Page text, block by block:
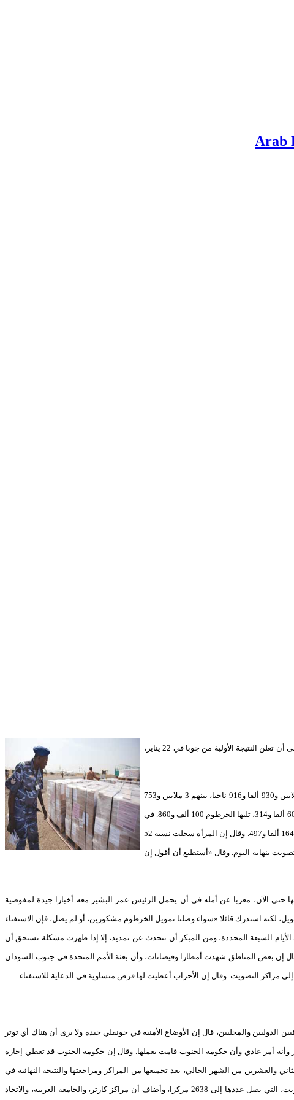
أعلنت مفوضية استفتاء جنوب السودان عن اكتمال كل الاستعدادات لإجراء الاستحقاق التاريخي في التاسع من يناير (كانون الثاني) الحالي، التي ستستغرق 7 أيام، على أن تعلن النتيجة الأولية من جوبا في 22 يناير،
وقال رئيس مفوضية الاستفتاء في جنوب السودان شان ريج في مؤتمر صحافي بمقر المفوضية بجوبا أمس إن عدد المسجلين ويحق لهم التصويت في الاستفتاء 3 ملايين و930 ألفا و916 ناخبا، بينهم 3 ملايين و753
ألفا و815 في الجنوب. وأضاف أن دول المهجر الثماني، التي تم التسجيل فيها للجنوبيين، وهي دول غربية وأفريقية وعربية، سجلت أقل نسبة تسجيل، حيث بلغ عددهم 60 ألفا و314، تليها الخرطوم 100 ألف و860. في
حين سجلت ولاية الوحدة في الجنوب أعلى نسبة تسجيل، حيث بلغ عدد المسجلين 500 ألف و975، بينما سجلت ولاية غرب بحر الغزال أقل عدد للمسجلين، حيث بلغت 164 ألفا و497. وقال إن المرأة سجلت نسبة 52
التصويت بنهاية اليوم. وقال «أستطيع أن أقول إن
الاتحادية في الخرطوم لم تدفع التزاماتها حتى الآن، معربا عن أمله في أن يحمل الرئيس عمر البشير معه أخبارا جيدة لمفوضية
لكنه استدرك قائلا «سواء وصلنا تمويل الخرطوم مشكورين، أو لم يصل، فإن الاستفتاء
السبعة المحددة، ومن المبكر أن نتحدث عن تمديد، إلا إذا ظهرت مشكلة تستحق أن
إن بعض المناطق شهدت أمطارا وفيضانات، وأن بعثة الأمم المتحدة في جنوب السودان
التصويت. وقال إن الأحزاب أعطيت لها فرص متساوية في الدعاية للاستفتاء.
والمحليين، قال إن الأوضاع الأمنية في جونقلي جيدة ولا يرى أن هناك أي توتر
وأنه أمر عادي وأن حكومة الجنوب قامت بعملها. وقال إن حكومة الجنوب قد تعطي إجازة
3 أسابيع. وقال إن النتيجة الأولية للجنوب ستظهر في الثاني والعشرين من الشهر الحالي، بعد تجميعها من المراكز ومراجعتها والنتيجة النهائية في
نهاية الشهر أو بداية فبراير (شباط) المقبل، ستعلن من الخرطوم. وأضاف أن الآلاف من المراقبين المحليين والدوليين بدأوا في الوصول إلى الآلاف من مراكز التصويت، التي يصل عددها إلى 2638 مركزا، وأضاف أن مراكز كارتر، والجامعة العربية، والاتحاد